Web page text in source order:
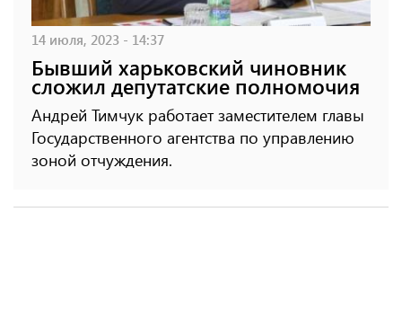
14 июля, 2023 - 14:37
Бывший харьковский чиновник
сложил депутатские полномочия
Андрей Тимчук работает заместителем главы
Государственного агентства по управлению
зоной отчуждения.